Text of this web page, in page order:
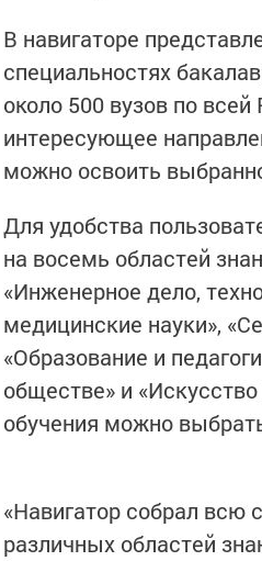
В навигаторе
специальностях
около 500 вузов по
интересующее
можно освоить
Для удобства
на восемь областей
«Инженерное дело,
медицинские науки»,
«Образование и
обществе» и
обучения можно
«Навигатор собрал
различных областей